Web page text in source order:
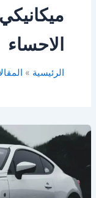
الاحساء
الرئيسية
أفضل
في
الخبر